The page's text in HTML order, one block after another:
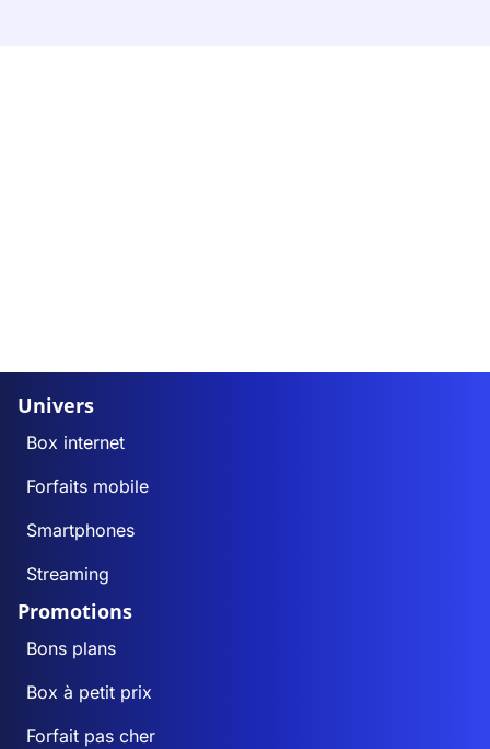
Univers
Box internet
Forfaits mobile
Smartphones
Streaming
Promotions
Bons plans
Box à petit prix
Forfait pas cher